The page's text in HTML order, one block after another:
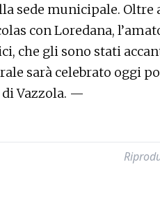
sede municipale.
con Loredana,
che gli sono stati
sarà celebrato oggi
Vazzola. —